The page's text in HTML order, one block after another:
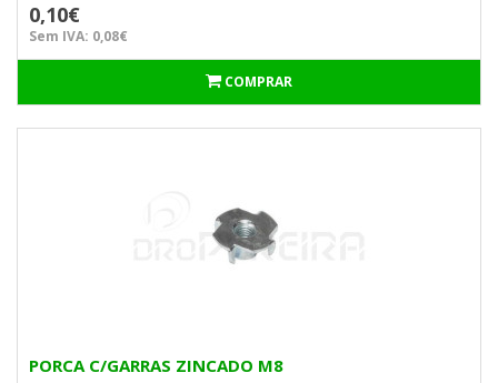
0,10€
Sem IVA: 0,08€
COMPRAR
PORCA C/GARRAS ZINCADO M8